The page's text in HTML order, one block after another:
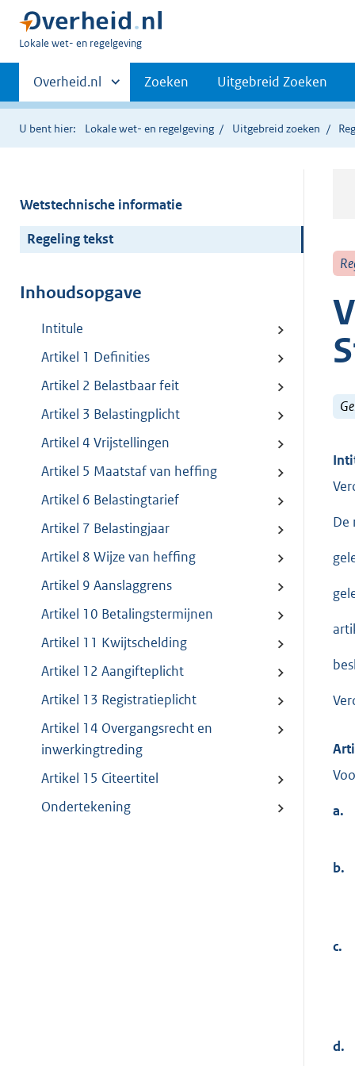
U
hier:
Lokale wet- en regelgeving
Primaire
navigatie
Andere
sites
binnen
Overheid.nl Zoeken Uitgebreid Zoeken
U bent hier: Lokale wet- en regelgeving Uitgebreid zoeken
Wetstechnische informatie
Regeling tekst
Inhoudsopgave
Intitule
Artikel 1 Definities
Artikel 2 Belastbaar feit
Artikel 3 Belastingplicht
Artikel 4 Vrijstellingen
Artikel 5 Maatstaf van heffing
Artikel 6 Belastingtarief
Artikel 7 Belastingjaar
Artikel 8 Wijze van heffing
Artikel 9 Aanslaggrens
Artikel 10 Betalingstermijnen
Artikel 11 Kwijtschelding
Artikel 12 Aangifteplicht
Artikel 13 Registratieplicht
Artikel 14 Overgangsrecht en
inwerkingtreding
Artikel 15 Citeertitel
Ondertekening
De
a.
b.
c.
d.